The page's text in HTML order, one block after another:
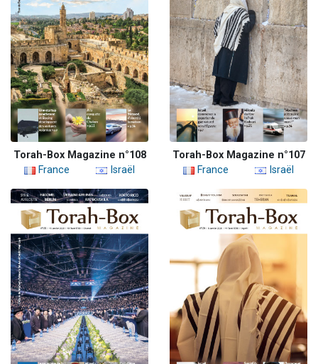
Torah-Box Magazine n°108
France
Israël
Torah-Box Magazine n°107
France
Israël